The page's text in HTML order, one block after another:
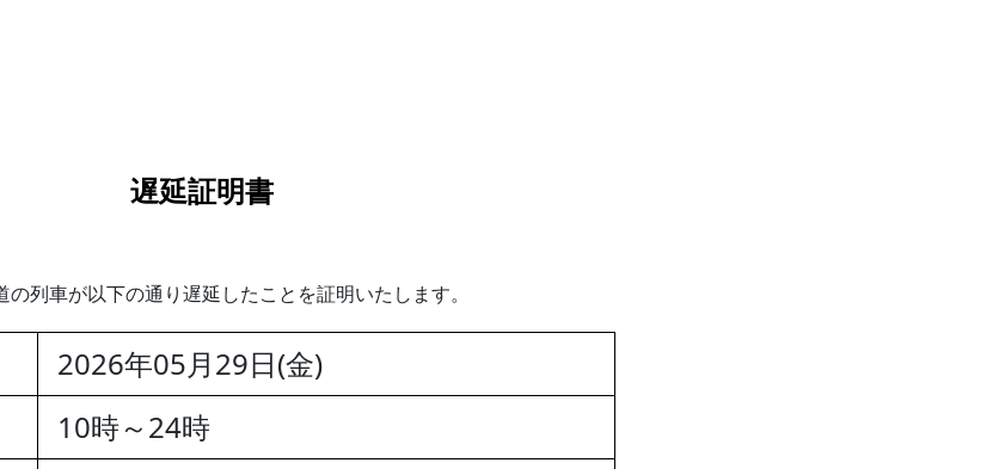
遅延証明書
の列車が以下の通り遅延したことを証明いたします。
2026年05月29日(金)
10時～24時